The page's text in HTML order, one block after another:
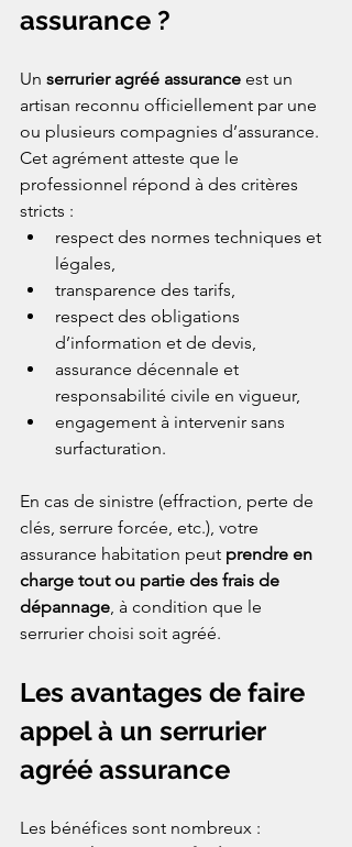
assurance ?
Un serrurier agréé assurance est un
artisan reconnu officiellement par une
ou plusieurs compagnies d’assurance.
Cet agrément atteste que le
professionnel répond à des critères
stricts :
respect des normes techniques et
légales,
transparence des tarifs,
respect des obligations
d’information et de devis,
assurance décennale et
responsabilité civile en vigueur,
engagement à intervenir sans
surfacturation.
En cas de sinistre (effraction, perte de
clés, serrure forcée, etc.), votre
assurance habitation peut prendre en
charge tout ou partie des frais de
dépannage, à condition que le
serrurier choisi soit agréé.
Les avantages de faire
appel à un serrurier
agréé assurance
Les bénéfices sont nombreux :